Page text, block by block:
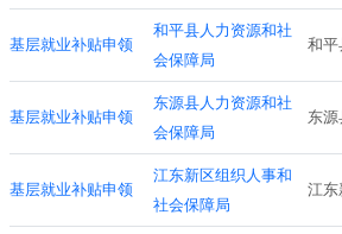
基层就业补贴申领
和平县人力资源和社
会保障局
和平
基层就业补贴申领
东源县人力资源和社
会保障局
东
基层就业补贴申领
江东新区组织人事和
社会保障局
江东